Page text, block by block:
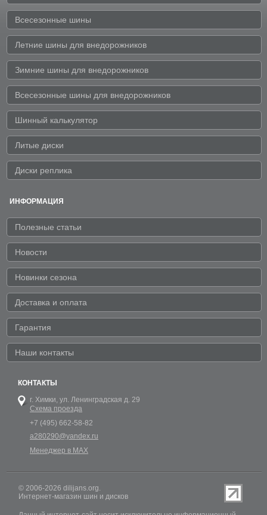
Всесезонные шины
Летние шины для внедорожников
Зимние шины для внедорожников
Всесезонные шины для внедорожников
Шинный калькулятор
Литые диски
Диски реплика
ИНФОРМАЦИЯ
Полезные статьи
Новости
Новинки сезона
Доставка и оплата
Гарантия
Наши контакты
КОНТАКТЫ
г. Химки, ул. Ленинградская д. 29
Схема проезда
+7 (495) 662-58-82
a280290@yandex.ru
Менеджер в MAX
© 2006-2026 dilijans.org.
Интернет-магазин шин и дисков